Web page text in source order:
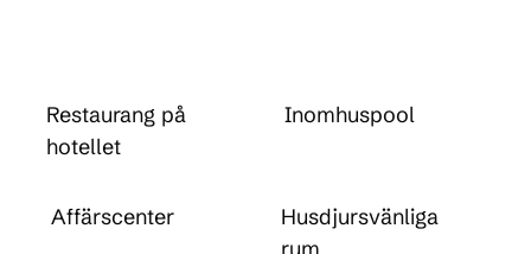
Restaurang på
hotellet
Inomhuspool
Affärscenter
Husdjursvänliga